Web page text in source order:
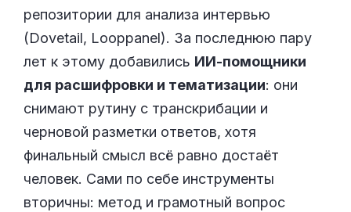
репозитории для анализа интервью
(Dovetail, Looppanel). За последнюю пару
лет к этому добавились ИИ-помощники
для расшифровки и тематизации: они
снимают рутину с транскрибации и
черновой разметки ответов, хотя
финальный смысл всё равно достаёт
человек. Сами по себе инструменты
вторичны: метод и грамотный вопрос